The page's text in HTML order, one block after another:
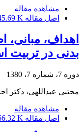
مشاهده مقاله
اصل مقاله K
اهداف،
بدنی در تربیت
دوره 7، شماره 7، 1380
مجتبی عبداللهی، دکتر
مشاهده مقاله
اصل مقاله K